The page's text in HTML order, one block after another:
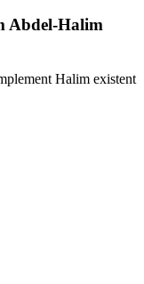
Abdel-Halim
Halim existent